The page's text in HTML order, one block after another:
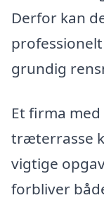
Derfor kan
grundig
Et firma
træterrasse
vigtige
forbliver